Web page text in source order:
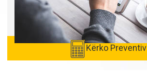
Kërko Preventiv